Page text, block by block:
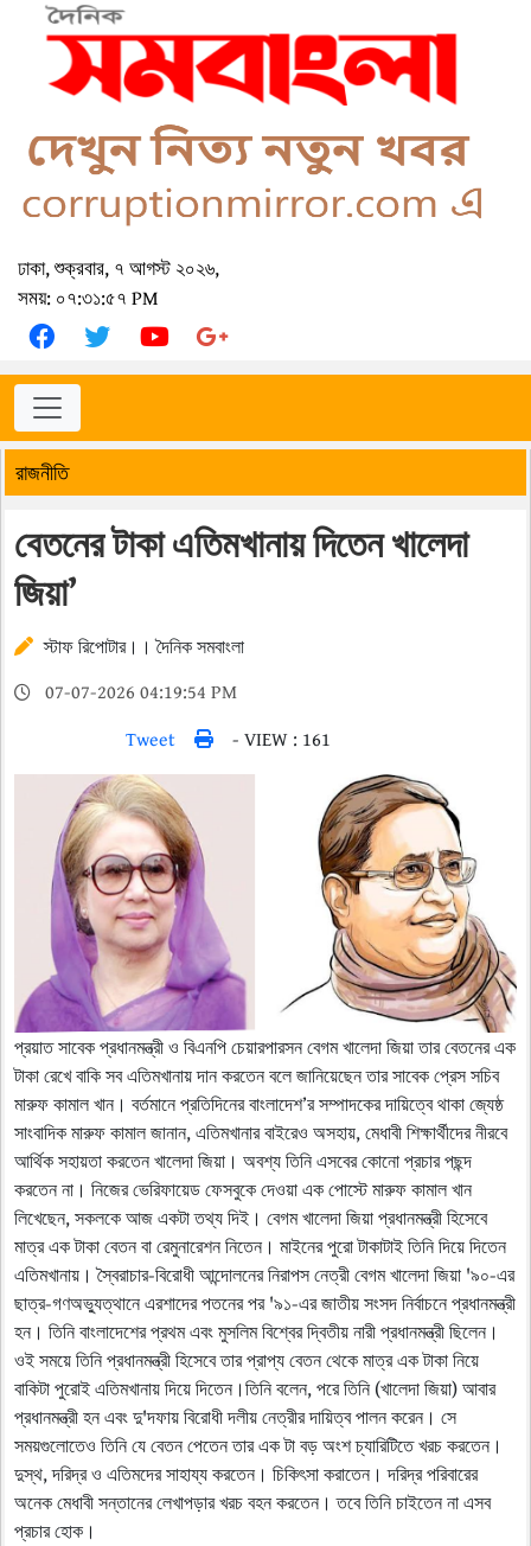
ঢাকা, শুক্রবার, ৭ আগস্ট ২০২৬,
সময়: ০৭:৩১:৫৭ PM
রাজনীতি
বেতনের টাকা এতিমখানায় দিতেন খালেদা
জিয়া’
স্টাফ রিপোটার।। দৈনিক সমবাংলা
07-07-2026 04:19:54 PM
Tweet
- VIEW : 161
প্রয়াত সাবেক প্রধানমন্ত্রী ও বিএনপি চেয়ারপারসন বেগম খালেদা জিয়া তার বেতনের এক
টাকা রেখে বাকি সব এতিমখানায় দান করতেন বলে জানিয়েছেন তার সাবেক প্রেস সচিব
মারুফ কামাল খান। বর্তমানে প্রতিদিনের বাংলাদেশ’র সম্পাদকের দায়িত্বে থাকা জ্যেষ্ঠ
সাংবাদিক মারুফ কামাল জানান, এতিমখানার বাইরেও অসহায়, মেধাবী শিক্ষার্থীদের নীরবে
আর্থিক সহায়তা করতেন খালেদা জিয়া। অবশ্য তিনি এসবের কোনো প্রচার পছন্দ
করতেন না। নিজের ভেরিফায়েড ফেসবুকে দেওয়া এক পোস্টে মারুফ কামাল খান
লিখেছেন, সকলকে আজ একটা তথ্য দিই। বেগম খালেদা জিয়া প্রধানমন্ত্রী হিসেবে
মাত্র এক টাকা বেতন বা রেমুনারেশন নিতেন। মাইনের পুরো টাকাটাই তিনি দিয়ে দিতেন
এতিমখানায়। স্বৈরাচার-বিরোধী আন্দোলনের নিরাপস নেত্রী বেগম খালেদা জিয়া '৯০-এর
ছাত্র-গণঅভ্যুত্থানে এরশাদের পতনের পর '৯১-এর জাতীয় সংসদ নির্বাচনে প্রধানমন্ত্রী
হন। তিনি বাংলাদেশের প্রথম এবং মুসলিম বিশ্বের দ্বিতীয় নারী প্রধানমন্ত্রী ছিলেন।
ওই সময়ে তিনি প্রধানমন্ত্রী হিসেবে তার প্রাপ্য বেতন থেকে মাত্র এক টাকা নিয়ে
বাকিটা পুরোই এতিমখানায় দিয়ে দিতেন।তিনি বলেন, পরে তিনি (খালেদা জিয়া) আবার
প্রধানমন্ত্রী হন এবং দু'দফায় বিরোধী দলীয় নেত্রীর দায়িত্ব পালন করেন। সে
সময়গুলোতেও তিনি যে বেতন পেতেন তার এক টা বড় অংশ চ্যারিটিতে খরচ করতেন।
দুস্থ, দরিদ্র ও এতিমদের সাহায্য করতেন। চিকিৎসা করাতেন। দরিদ্র পরিবারের
অনেক মেধাবী সন্তানের লেখাপড়ার খরচ বহন করতেন। তবে তিনি চাইতেন না এসব
প্রচার হোক।